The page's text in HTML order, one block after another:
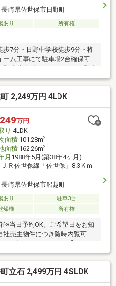
長崎県佐世保市日野町
あり
所有権
歩7分・日野中学校徒歩9分・将
ーム工事にて駐車場2台確保可
2,249万円 4LDK
万円
り 4LDK
面積101.28m2
面積162.26m2
月 1988年5月(築38年4ヶ月)
ＪＲ佐世保線「佐世保」8.3Ｋｍ
長崎県佐世保市船越町
あり
駐車3台
燥機 所有権
※当日予約OK。ご希望日をお知
売主物件につき随時内覧可能
、駐車場拡張、屋根塗装、外
換、ユニットバス交換、トイ
扉交換、室内ドア（一部）交
ス交換、クロス張替え、畳表替
立石 2,499万円 4SLDK